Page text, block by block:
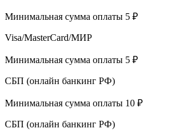
Минимальная сумма оплаты 5 ₽
Visa/MasterCard/МИР
Минимальная сумма оплаты 5 ₽
СБП (онлайн банкинг РФ)
Минимальная сумма оплаты 10 ₽
СБП (онлайн банкинг РФ)